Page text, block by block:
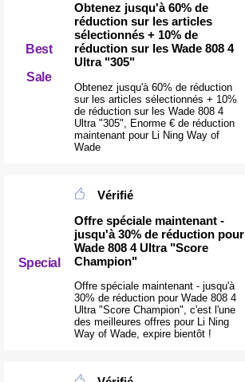
Best
Sale
Obtenez jusqu'à 60% de
réduction sur les articles
sélectionnés + 10% de
réduction sur les Wade 808 4
Ultra "305"
Obtenez jusqu'à 60% de réduction
sur les articles sélectionnés + 10%
de réduction sur les Wade 808 4
Ultra "305", Enorme € de réduction
maintenant pour Li Ning Way of
Wade
Special
Vérifié
Offre spéciale maintenant -
jusqu'à 30% de réduction pour
Wade 808 4 Ultra "Score
Champion"
Offre spéciale maintenant - jusqu'à
30% de réduction pour Wade 808 4
Ultra "Score Champion", c'est l'une
des meilleures offres pour Li Ning
Way of Wade, expire bientôt !